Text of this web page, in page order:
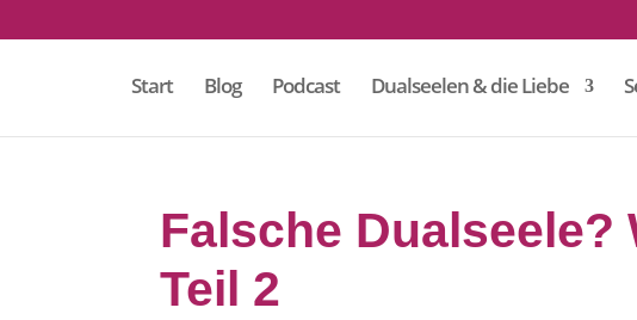
Start Blog Podcast Dualseelen & die Liebe
Falsche Dualseele?
Teil 2